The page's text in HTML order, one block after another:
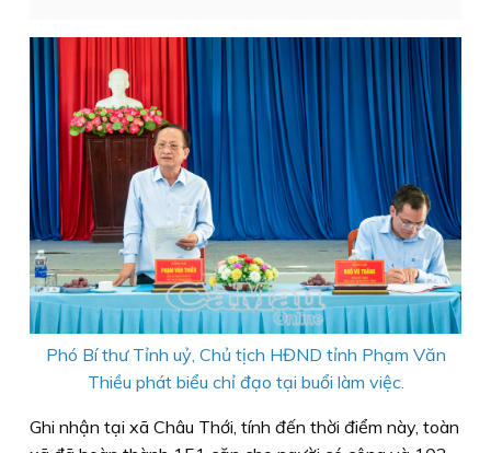
Phó Bí thư Tỉnh uỷ, Chủ tịch HĐND tỉnh Phạm Văn
Thiều phát biểu chỉ đạo tại buổi làm việc.
Ghi nhận tại xã Châu Thới, tính đến thời điểm này, toàn